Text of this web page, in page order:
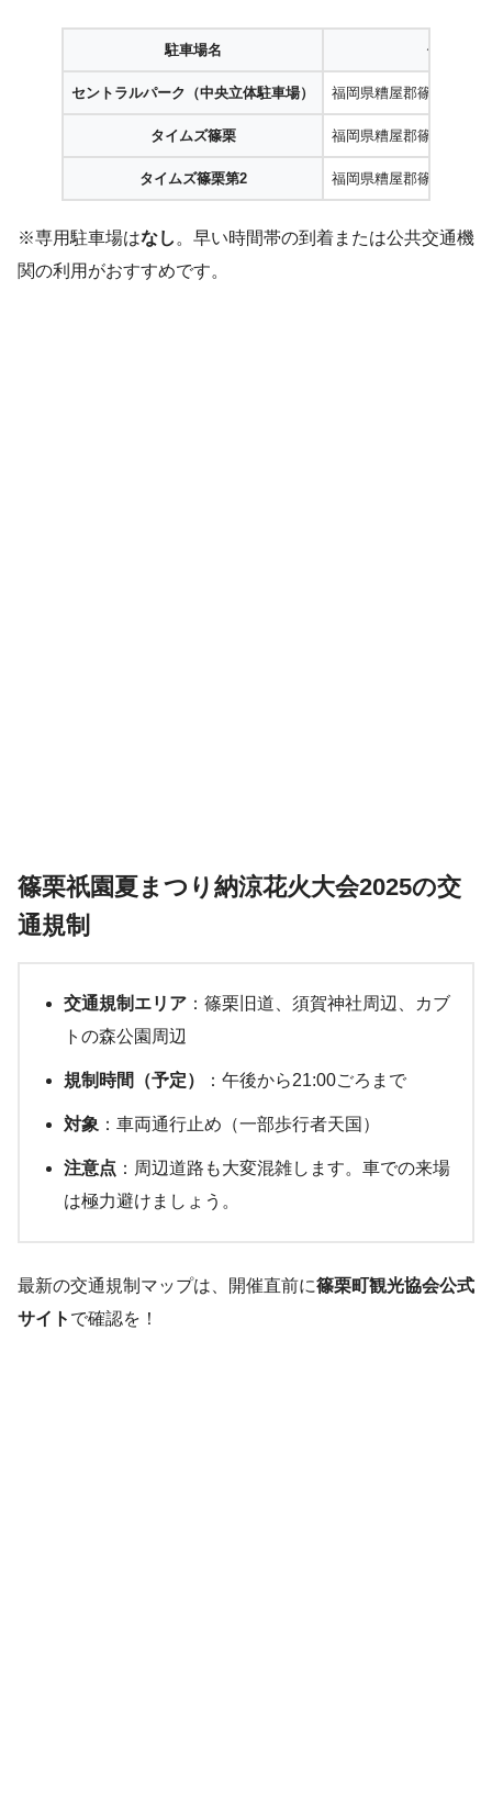
駐車場名 住所
セントラルパーク（中央立体駐車場） 福岡県糟屋郡篠栗町篠栗
タイムズ篠栗 福岡県糟屋郡篠栗町篠栗
タイムズ篠栗第2 福岡県糟屋郡篠栗町尾仲
※専用駐車場はなし 。早い時間帯の到着または公共交通機
関の利用がおすすめです。
篠栗祇園夏まつり納涼花火大会2025の交
通規制
交通規制エリア ：篠栗旧道、須賀神社周辺、カブ
トの森公園周辺
規制時間（予定） ：午後から21:00ごろまで
対象 ：車両通行止め（一部歩行者天国）
注意点 ：周辺道路も大変混雑します。車での来場
は極力避けましょう。
最新の交通規制マップは、開催直前に篠栗町観光協会公式
サイト で確認を！